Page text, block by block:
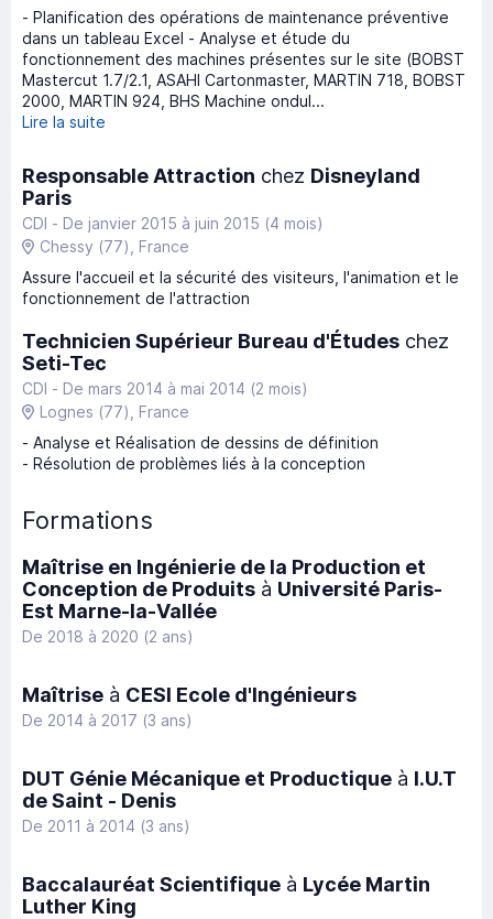
- Planification des opérations de maintenance préventive
dans un tableau Excel - Analyse et étude du
fonctionnement des machines présentes sur le site (BOBST
Mastercut 1.7/2.1, ASAHI Cartonmaster, MARTIN 718, BOBST
2000, MARTIN 924, BHS Machine ondul...
Lire la suite
Responsable Attraction chez Disneyland
Paris
CDI - De janvier 2015 à juin 2015 (4 mois)
Chessy (77) , France
Assure l'accueil et la sécurité des visiteurs, l'animation et le
fonctionnement de l'attraction
Technicien Supérieur Bureau d'Études chez
Seti-Tec
CDI - De mars 2014 à mai 2014 (2 mois)
Lognes (77) , France
- Analyse et Réalisation de dessins de définition
- Résolution de problèmes liés à la conception
Formations
Maîtrise en Ingénierie de la Production et
Conception de Produits à Université Paris-
Est Marne-la-Vallée
De 2018 à 2020 (2 ans)
Maîtrise à CESI Ecole d'Ingénieurs
De 2014 à 2017 (3 ans)
DUT Génie Mécanique et Productique à I.U.T
de Saint - Denis
De 2011 à 2014 (3 ans)
Baccalauréat Scientifique à Lycée Martin
Luther King